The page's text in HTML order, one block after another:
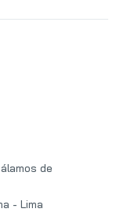
de
- Lima